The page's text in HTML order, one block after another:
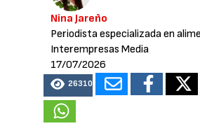
Nina Jareño
Periodista especializada en
Interempresas Media
17/07/2026
26310